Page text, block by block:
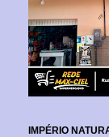
IMPÉRIO